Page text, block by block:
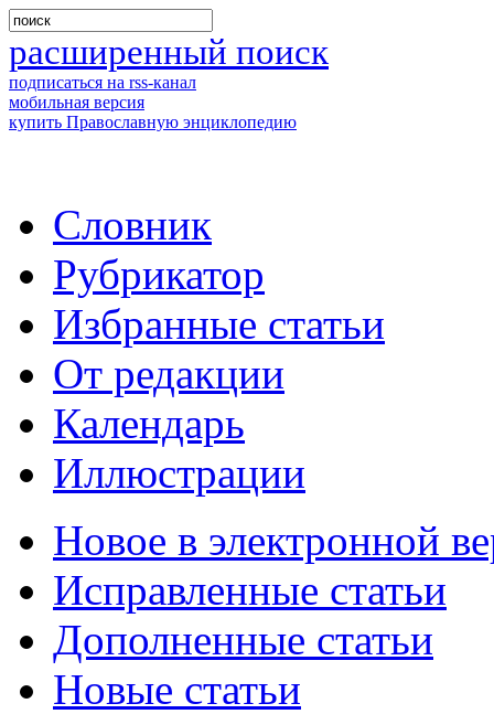
расширенный поиск
подписаться на rss-канал
мобильная версия
купить Православную энциклопедию
Словник
Рубрикатор
Избранные статьи
От редакции
Календарь
Иллюстрации
Новое в электронной
Исправленные статьи
Дополненные статьи
Новые статьи